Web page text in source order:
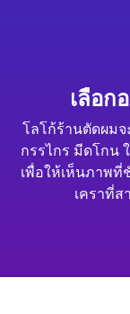
เลือก
โลโก้ร้านตัดผม
กรรไกร มีดโกน
เพื่อให้เห็นภาพ
เคราที่